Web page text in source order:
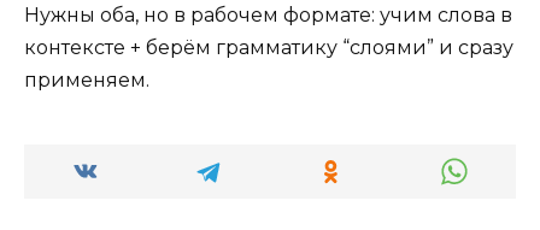
Нужны оба, но в рабочем формате: учим слова в
контексте + берём грамматику “слоями” и сразу
применяем.